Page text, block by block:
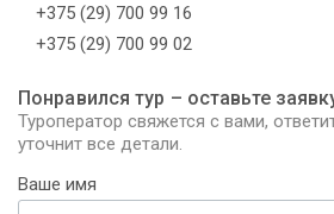
+375 (29) 700 99 16
+375 (29) 700 99 02
Понравился тур – оставьте
Туроператор свяжется с вами,
уточнит все детали.
Ваше имя